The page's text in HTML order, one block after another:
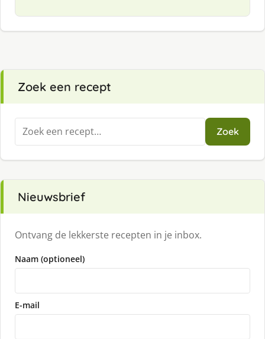
Zoek een recept
Zoeken
naar:
Zoek
Nieuwsbrief
Ontvang de lekkerste recepten in je inbox.
Naam (optioneel)
E-mail